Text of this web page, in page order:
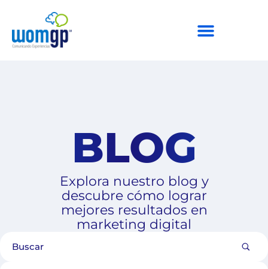
BLOG
Explora nuestro blog y
descubre cómo lograr
mejores resultados en
marketing digital